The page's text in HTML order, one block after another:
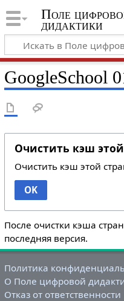
Поле
дидактики
GoogleSchool
Очистить кэш
Очистить кэш этой
OK
После очистки кэша
последняя версия.
Политика
О Поле цифровой
Отказ от ответственности